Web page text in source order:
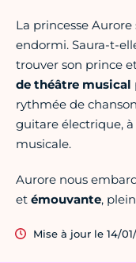
La princesse
endormi. Saura-t-
trouver son prince
de théâtre musical
rythmée de
guitare électrique, à
musicale.
Aurore nous
et émouvante,
Mise à jour le 14/